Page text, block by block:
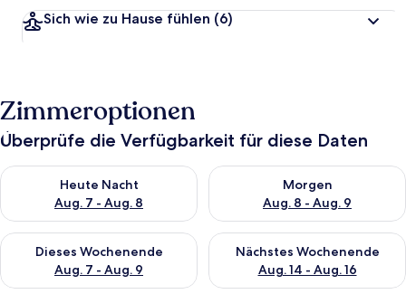
Sich wie zu Hause fühlen (6)
Zimmeroptionen
Überprüfe die Verfügbarkeit für diese Daten
Heute Nacht
Aug. 7 - Aug. 8
Überprüfe die Verfügbarkeit für heute Nacht, Aug. 7 - Aug. 8.
Morgen
Aug. 8 - Aug. 9
Überprüfe die Verfügbarkeit
Dieses Wochenende
Aug. 7 - Aug. 9
Überprüfe die Verfügbarkeit für dieses Wochenende, Aug. 7
Nächstes Wochenende
Aug. 14 - Aug. 16
Überprüfe die Verfügbarkeit